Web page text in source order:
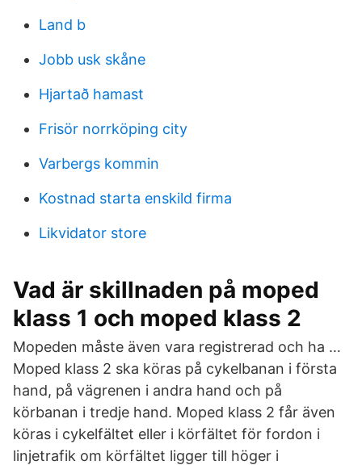
Land b
Jobb usk skåne
Hjartað hamast
Frisör norrköping city
Varbergs kommin
Kostnad starta enskild firma
Likvidator store
Vad är skillnaden på moped
klass 1 och moped klass 2
Mopeden måste även vara registrerad och ha …
Moped klass 2 ska köras på cykelbanan i första
hand, på vägrenen i andra hand och på
körbanan i tredje hand. Moped klass 2 får även
köras i cykelfältet eller i körfältet för fordon i
linjetrafik om körfältet ligger till höger i